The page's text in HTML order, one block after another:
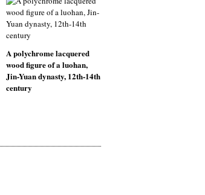
A polychrome lacquered
wood figure of a luohan,
Jin-Yuan dynasty, 12th-14th
century